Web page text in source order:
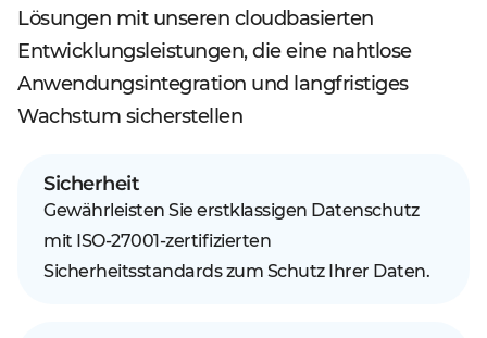
Lösungen mit unseren cloudbasierten
Entwicklungsleistungen, die eine nahtlose
Anwendungsintegration und langfristiges
Wachstum sicherstellen
Sicherheit
Gewährleisten Sie erstklassigen Datenschutz
mit ISO-27001-zertifizierten
Sicherheitsstandards zum Schutz Ihrer Daten.